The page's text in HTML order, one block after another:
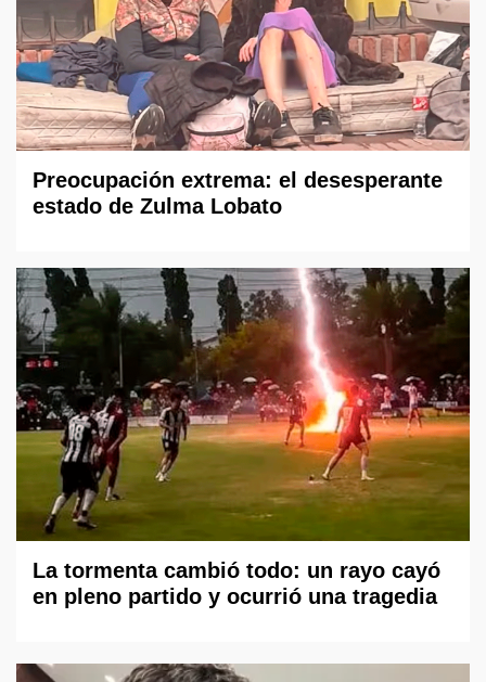
Preocupación extrema: el desesperante
estado de Zulma Lobato
La tormenta cambió todo: un rayo cayó
en pleno partido y ocurrió una tragedia